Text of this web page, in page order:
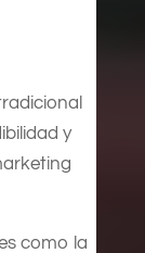
y
como la